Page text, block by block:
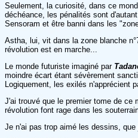
Seulement, la curiosité, dans ce
déchéance, les pénalités sont
Sensoram et être banni dans les
Astha, lui, vit dans la zone blanche
révolution est en marche...
Le monde futuriste imaginé par
moindre écart étant sévèrement
Logiquement, les exilés
J'ai trouvé que le premier tome de ce
révolution font rage dans les
Je n'ai pas trop aimé les dessins,